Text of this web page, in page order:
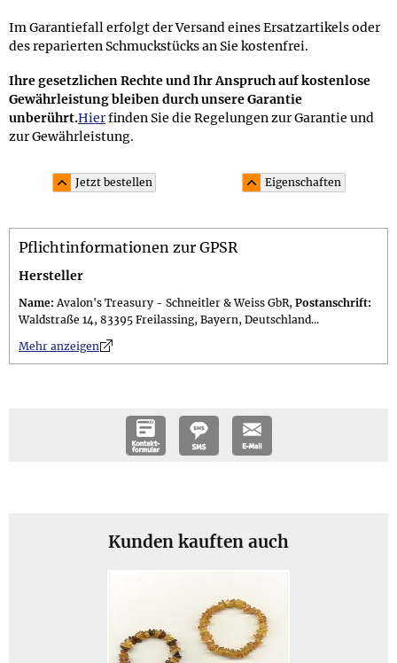
Im Garantiefall erfolgt der Versand eines Ersatzartikels oder
des reparierten Schmuckstücks an Sie kostenfrei.
Ihre gesetzlichen Rechte und Ihr Anspruch auf kostenlose
Gewährleistung bleiben durch unsere Garantie
unberührt.Hierfinden Sie die Regelungen zur Garantie und
zur Gewährleistung.
Jetzt bestellen Eigenschaften
Material: Splitter in Cognac aus unbehandeltem
baltischen Bernstein; die Perlenkette auf einzeln
Lieferumfang: im 10,0 x 7,5 cm großen attraktiven
Schmuckbeutel; Geschenkset (gegen Aufpreis erhältlich)
in einer 11,0 x 11,0 x 3,0 cm großen schwarzen
Geschenkschachtel mit Tufting-Zierband "Bernstein"
Größe und Gewicht
Jetzt bestellen Beschreibung
Pflichtinformationen zur GPSR
Hersteller
Name: Avalon's Treasury - Schneitler & Weiss GbR, Postanschrift:
Waldstraße 14, 83395 Freilassing, Bayern, Deutschland...
Mehr anzeigenn
Kunden kauften auch